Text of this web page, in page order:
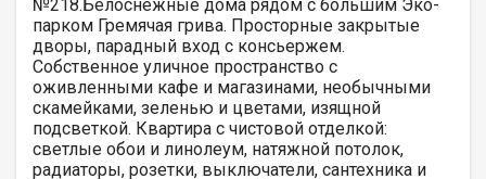
№218.Белоснежные дома рядом с большим Эко-
парком Гремячая грива. Просторные закрытые
дворы, парадный вход с консьержем.
Собственное уличное пространство с
оживленными кафе и магазинами, необычными
скамейками, зеленью и цветами, изящной
подсветкой. Квартира с чистовой отделкой:
светлые обои и линолеум, натяжной потолок,
радиаторы, розетки, выключатели, сантехника и